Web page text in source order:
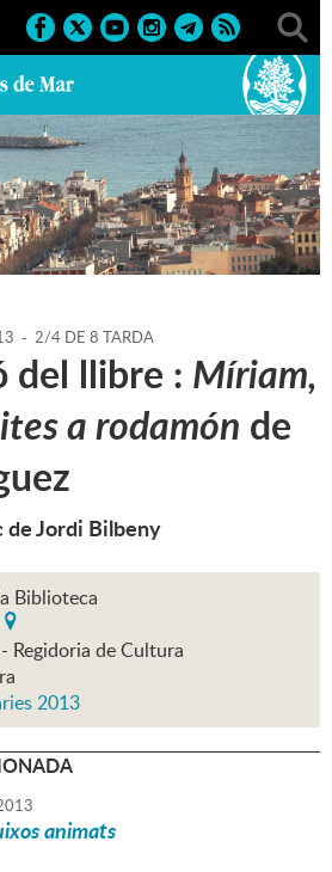
Cultura > Agenda > 06-06-2013
- 2/4 DE 8 TARDA
del llibre : Míriam,
a rodamón de
de Jordi Bilbeny
Biblioteca
Regidoria de Cultura
2013
animats